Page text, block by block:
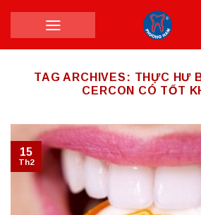
TAG ARCHIVES: THỰC HƯ
CERCON CÓ TỐT
15
Th2